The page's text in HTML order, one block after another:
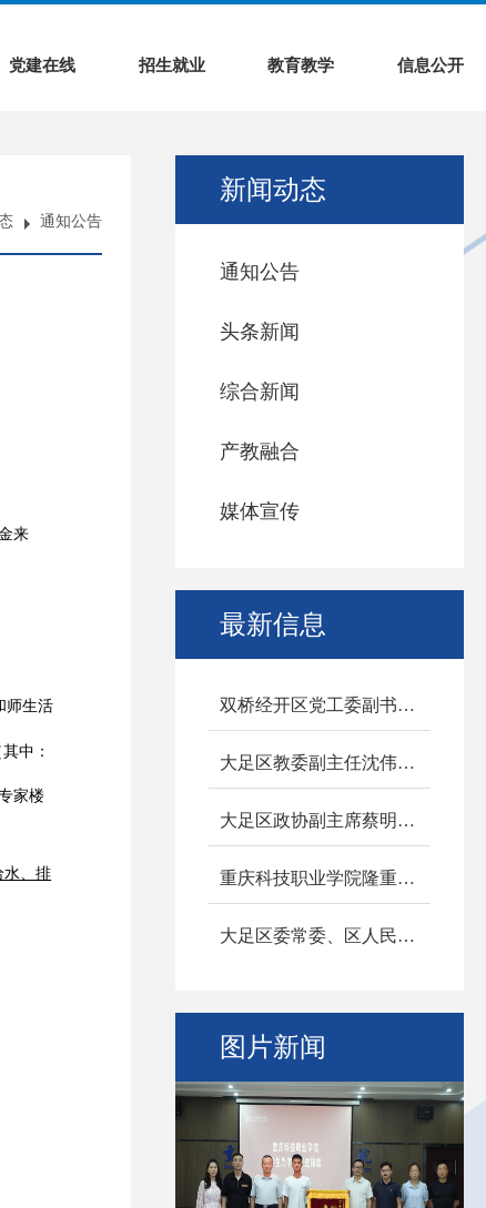
党建在线 招生就业 教育教学 信息公开
通知公告
来
师生活
其中：
家楼
水、排
新闻动态
通知公告
头条新闻
综合新闻
产教融合
媒体宣传
最新信息
双桥经开区党工委副书记罗登才一行来校..
大足区教委副主任沈伟来校调研
大足区政协副主席蔡明兰一行来校调研
重庆科技职业学院隆重举行2025级新生军..
大足区委常委、区人民武装部大校政治委..
图片新闻